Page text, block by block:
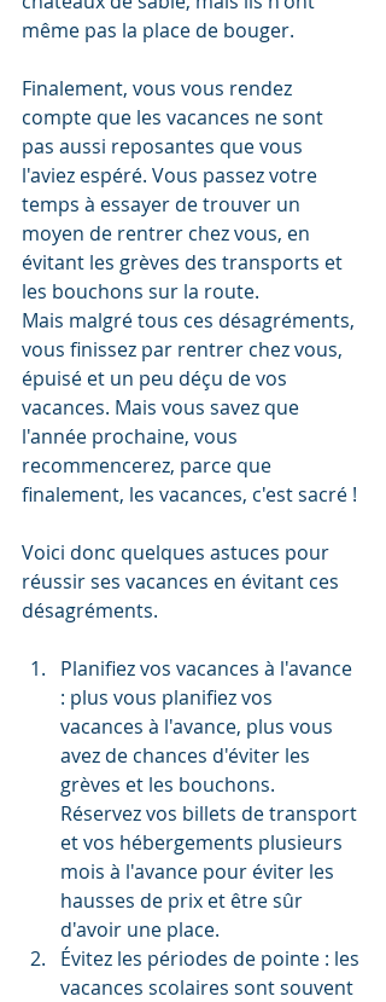
même pas la place de bouger.
Finalement, vous vous rendez
compte que les vacances ne sont
pas aussi reposantes que vous
l'aviez espéré. Vous passez votre
temps à essayer de trouver un
moyen de rentrer chez vous, en
évitant les grèves des transports et
les bouchons sur la route.
Mais malgré tous ces désagréments,
vous finissez par rentrer chez vous,
épuisé et un peu déçu de vos
vacances. Mais vous savez que
l'année prochaine, vous
recommencerez, parce que
finalement, les vacances, c'est sacré !
Voici donc quelques astuces pour
réussir ses vacances en évitant ces
désagréments.
Planifiez vos vacances à l'avance
: plus vous planifiez vos
vacances à l'avance, plus vous
avez de chances d'éviter les
grèves et les bouchons.
Réservez vos billets de transport
et vos hébergements plusieurs
mois à l'avance pour éviter les
hausses de prix et être sûr
d'avoir une place.
Évitez les périodes de pointe : les
vacances scolaires sont souvent